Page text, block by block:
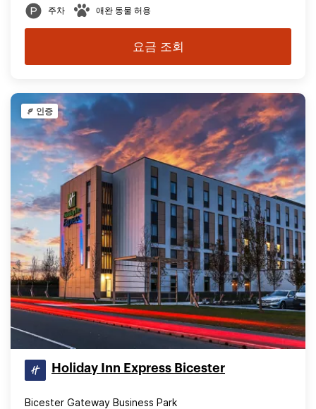
주차 애완 동물 허용
요금 조회
인증
Holiday Inn Express Bicester
Bicester Gateway Business Park